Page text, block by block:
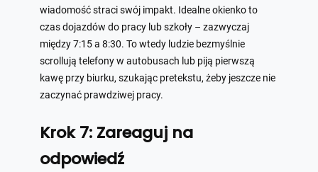
wiadomość straci swój impakt. Idealne okienko to
czas dojazdów do pracy lub szkoły – zazwyczaj
między 7:15 a 8:30. To wtedy ludzie bezmyślnie
scrollują telefony w autobusach lub piją pierwszą
kawę przy biurku, szukając pretekstu, żeby jeszcze nie
zaczynać prawdziwej pracy.
Krok 7: Zareaguj na
odpowiedź